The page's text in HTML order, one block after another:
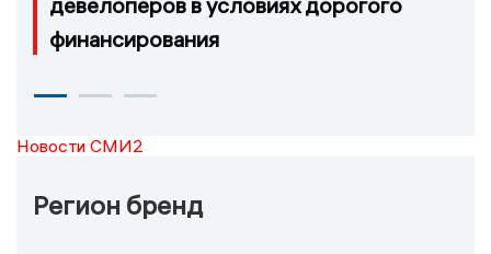
финансирования
Новости СМИ2
Регион бренд